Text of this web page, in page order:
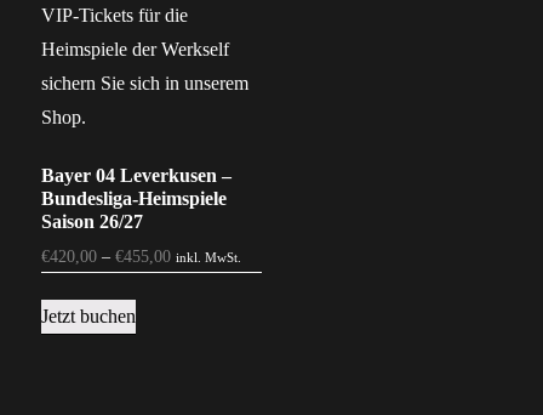
Bayer 04 Leverkusen –
Bundesliga-Heimspiele
Saison 26/27
€420,00 –€455,00 inkl. MwSt.
Jetzt buchen
Dieses
Produkt